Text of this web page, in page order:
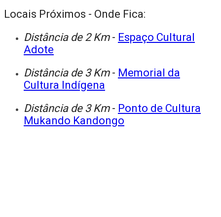
Locais Próximos - Onde Fica:
Distância de 2 Km - Espaço Cultural
Adote
Distância de 3 Km - Memorial da
Cultura Indígena
Distância de 3 Km - Ponto de Cultura
Mukando Kandongo